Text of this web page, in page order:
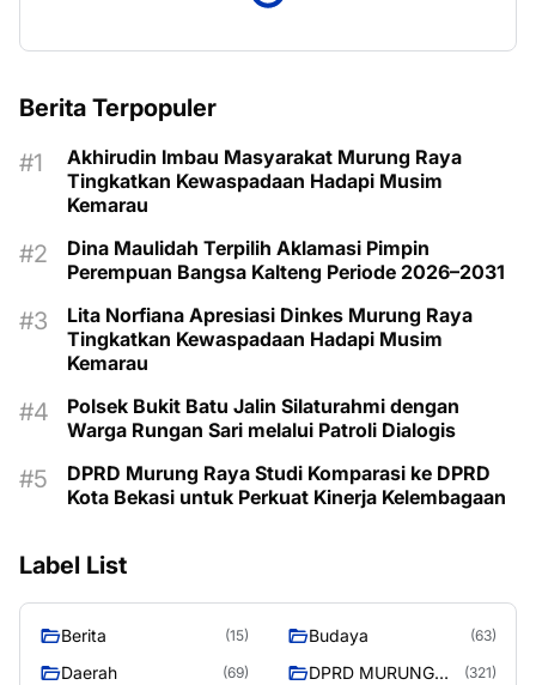
Berita Terpopuler
Akhirudin Imbau Masyarakat Murung Raya
Tingkatkan Kewaspadaan Hadapi Musim
Kemarau
Dina Maulidah Terpilih Aklamasi Pimpin
Perempuan Bangsa Kalteng Periode 2026–2031
Lita Norfiana Apresiasi Dinkes Murung Raya
Tingkatkan Kewaspadaan Hadapi Musim
Kemarau
Polsek Bukit Batu Jalin Silaturahmi dengan
Warga Rungan Sari melalui Patroli Dialogis
DPRD Murung Raya Studi Komparasi ke DPRD
Kota Bekasi untuk Perkuat Kinerja Kelembagaan
Label List
Berita (15) Budaya (63)
Daerah (69)
DPRD MURUNG
(321)